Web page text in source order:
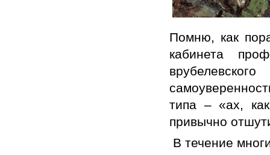
Помню, как
кабинета
типа – «ах,
привычно
В течение